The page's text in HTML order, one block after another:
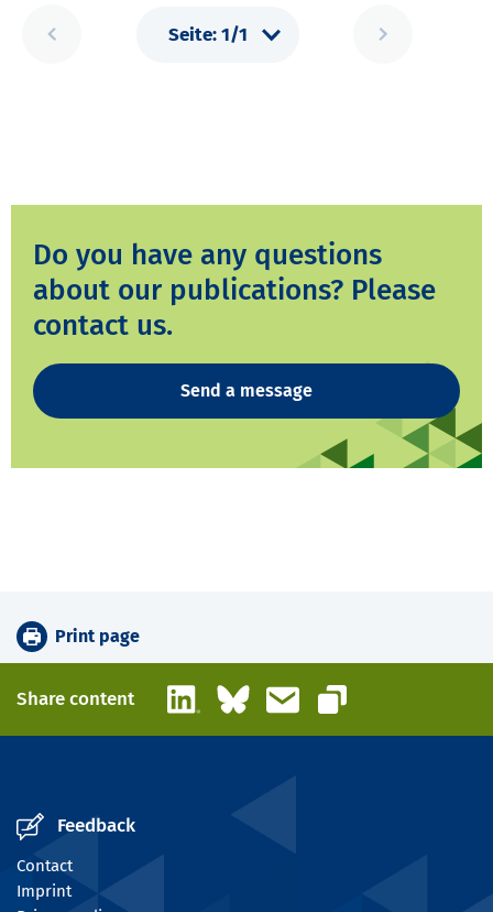
Do you have any questions
about our publications? Please
contact us.
Send a message
Print page
Share content LinkedInBlueskyEmail
Copy link
Feedback
Contact
Imprint